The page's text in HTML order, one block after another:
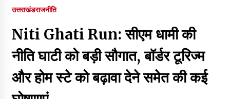
Thought Of The Day 7 September
September 7, 2023
Thought Of The Day 6 September
उत्तराखंडराजनीति
Niti Ghati Run: सीएम धामी की
नीति घाटी को बड़ी सौगात, बॉर्डर टूरिज्म
और होम स्टे को बढ़ावा देने समेत की कई